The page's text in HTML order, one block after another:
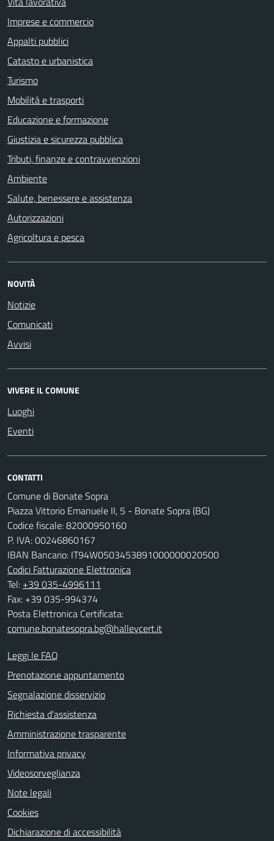
Imprese e commercio
Appalti pubblici
Catasto e urbanistica
Turismo
Mobilità e trasporti
Educazione e formazione
Giustizia e sicurezza pubblica
Tributi, finanze e contravvenzioni
Ambiente
Salute, benessere e assistenza
Autorizzazioni
Agricoltura e pesca
NOVITÀ
Notizie
Comunicati
Avvisi
VIVERE IL COMUNE
Luoghi
Eventi
CONTATTI
Comune di Bonate Sopra
Piazza Vittorio Emanuele II, 5 - Bonate Sopra (BG)
Codice fiscale: 82000950160
P. IVA: 00246860167
IBAN Bancario: IT94W0503453891000000020500
Codici Fatturazione Elettronica
Tel: +39 035-4996111
Fax: +39 035-994374
Posta Elettronica Certificata:
comune.bonatesopra.bg@halleycert.it
Leggi le FAQ
Prenotazione appuntamento
Segnalazione disservizio
Richiesta d'assistenza
Amministrazione trasparente
Informativa privacy
Videosorveglianza
Note legali
Cookies
Dichiarazione di accessibilità